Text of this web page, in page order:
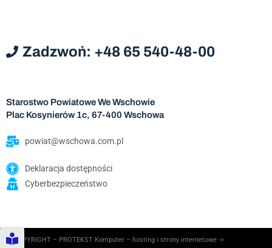
Zadzwoń: +48 65 540-48-00
Starostwo Powiatowe We Wschowie
Plac Kosynierów 1c, 67-400 Wschowa
powiat@wschowa.com.pl
Deklaracja dostępności
Cyberbezpieczeństwo
© COPYRIGHT – PROTEKST Komputer – hosting i strony internetowe ->